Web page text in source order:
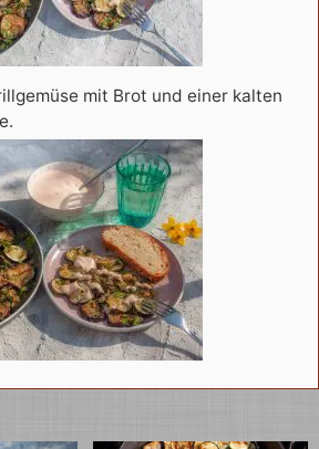
mit Brot und einer kalten